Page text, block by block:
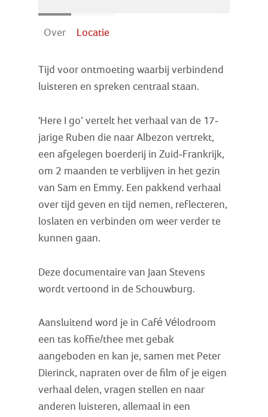
Over Locatie
Tijd voor ontmoeting waarbij verbindend
luisteren en spreken centraal staan.
'Here I go’ vertelt het verhaal van de 17-
jarige Ruben die naar Albezon vertrekt,
een afgelegen boerderij in Zuid-Frankrijk,
om 2 maanden te verblijven in het gezin
van Sam en Emmy. Een pakkend verhaal
over tijd geven en tijd nemen, reflecteren,
loslaten en verbinden om weer verder te
kunnen gaan.
Deze documentaire van Jaan Stevens
wordt vertoond in de Schouwburg.
Aansluitend word je in Café Vélodroom
een tas koffie/thee met gebak
aangeboden en kan je, samen met Peter
Dierinck, napraten over de film of je eigen
verhaal delen, vragen stellen en naar
anderen luisteren, allemaal in een